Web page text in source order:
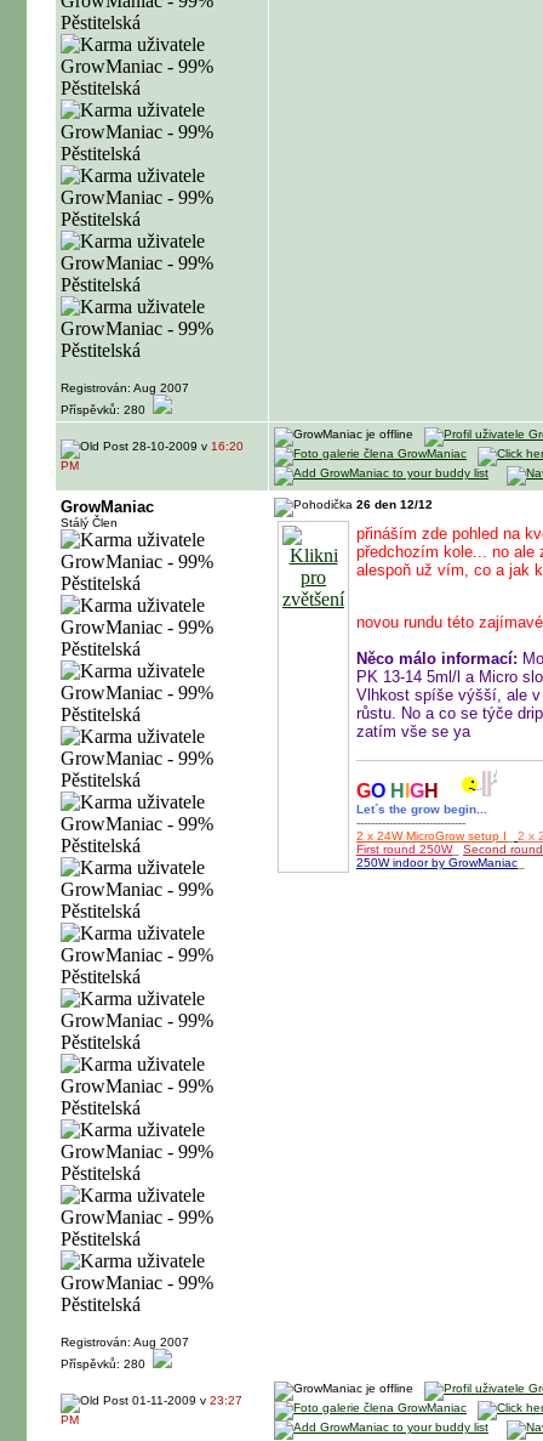
Registrován: Aug 2007
Příspěvků: 280
28-10-2009 v 16:20
PM
GrowManiac
Stálý Člen
Registrován: Aug 2007
Příspěvků: 280
26 den 12/12
přináším zde pohled na
předchozím kole... no
alespoň už vím, co a jak
novou rundu této
Něco málo informací:
PK 13-14 5ml/l a Micro
Vlhkost spíše výšší, ale v
růstu. No a co se týče
zatím vše se ya
GO H GH
Let´s the grow begin...
------------------------------
2 x 24W MicroGrow setup I
2 x
First round 250W_ Second
250W indoor by GrowManiac
01-11-2009 v 23:27
PM